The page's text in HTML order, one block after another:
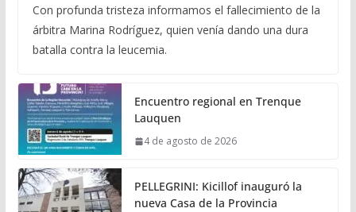
Con profunda tristeza informamos el fallecimiento de la
árbitra Marina Rodríguez, quien venía dando una dura
batalla contra la leucemia.
Encuentro regional en Trenque
Lauquen
4 de agosto de 2026
PELLEGRINI: Kicillof inauguró la
nueva Casa de la Provincia